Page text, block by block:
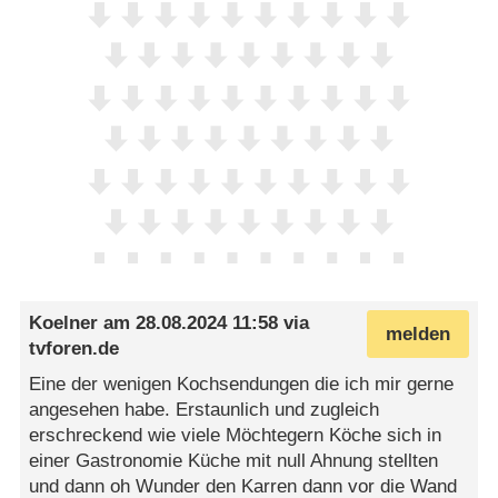
melden
Koelner am28.08.2024 11:58 via
tvforen.de
Eine der wenigen Kochsendungen die ich mir gerne
angesehen habe. Erstaunlich und zugleich
erschreckend wie viele Möchtegern Köche sich in
einer Gastronomie Küche mit null Ahnung stellten
und dann oh Wunder den Karren dann vor die Wand